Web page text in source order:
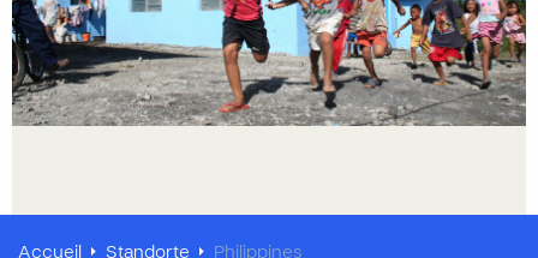
Accueil Standorte Philippines